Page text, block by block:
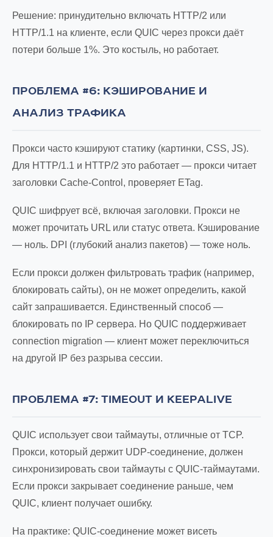
Решение: принудительно включать HTTP/2 или
HTTP/1.1 на клиенте, если QUIC через прокси даёт
потери больше 1%. Это костыль, но работает.
ПРОБЛЕМА #6: КЭШИРОВАНИЕ И
АНАЛИЗ ТРАФИКА
Прокси часто кэшируют статику (картинки, CSS, JS).
Для HTTP/1.1 и HTTP/2 это работает — прокси читает
заголовки Cache-Control, проверяет ETag.
QUIC шифрует всё, включая заголовки. Прокси не
может прочитать URL или статус ответа. Кэширование
— ноль. DPI (глубокий анализ пакетов) — тоже ноль.
Если прокси должен фильтровать трафик (например,
блокировать сайты), он не может определить, какой
сайт запрашивается. Единственный способ —
блокировать по IP сервера. Но QUIC поддерживает
connection migration — клиент может переключиться
на другой IP без разрыва сессии.
ПРОБЛЕМА #7: TIMEOUT И KEEPALIVE
QUIC использует свои таймауты, отличные от TCP.
Прокси, который держит UDP-соединение, должен
синхронизировать свои таймауты с QUIC-таймаутами.
Если прокси закрывает соединение раньше, чем
QUIC, клиент получает ошибку.
На практике: QUIC-соединение может висеть